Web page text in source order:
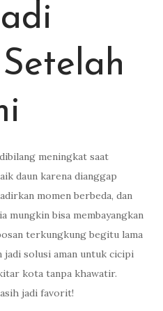
meningkat saat
daun karena dianggap
momen berbeda, dan
mungkin bisa membayangkan
terkungkung begitu lama
jadi solusi aman untuk cicipi
kota tanpa khawatir.
jadi favorit!